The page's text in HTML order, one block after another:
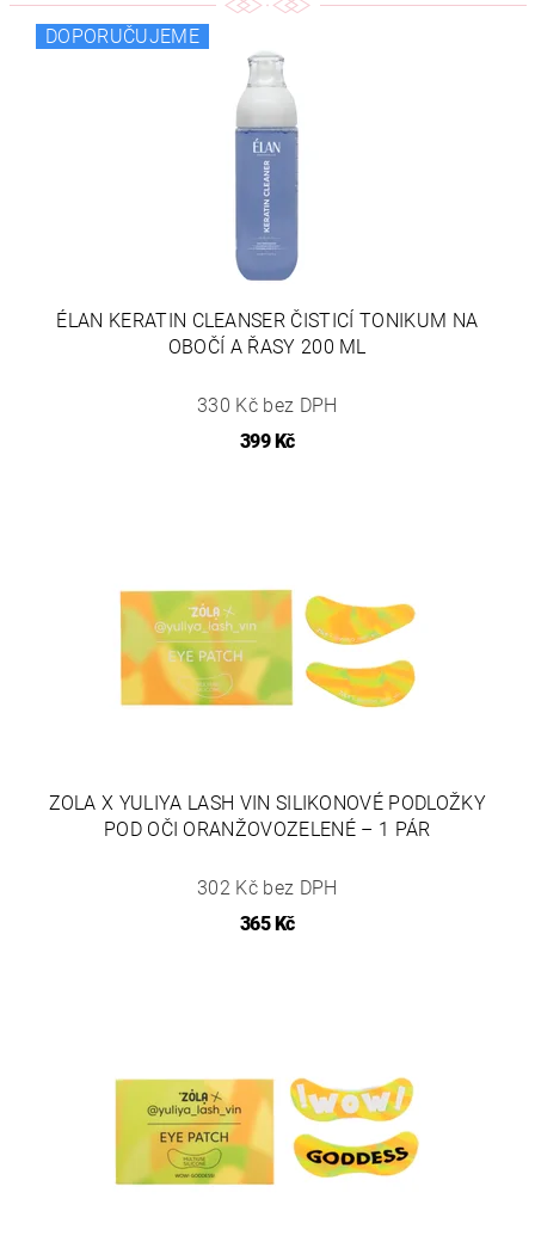
DOPORUČUJEME
ÉLAN KERATIN CLEANSER ČISTICÍ TONIKUM NA
OBOČÍ A ŘASY 200 ML
330 Kč bez DPH
399 Kč
ZOLA X YULIYA LASH VIN SILIKONOVÉ PODLOŽKY
POD OČI ORANŽOVOZELENÉ – 1 PÁR
302 Kč bez DPH
365 Kč